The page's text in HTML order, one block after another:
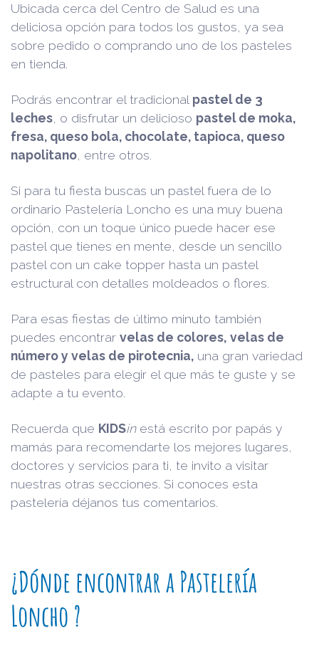
Ubicada cerca del Centro de Salud es una
deliciosa opción para todos los gustos, ya sea
sobre pedido o comprando uno de los pasteles
en tienda.
Podrás encontrar el tradicional pastel de 3
leches , o disfrutar un delicioso pastel de moka,
fresa, queso bola, chocolate, tapioca, queso
napolitano , entre otros.
Si para tu fiesta buscas un pastel fuera de lo
ordinario Pastelería Loncho es una muy buena
opción, con un toque único puede hacer ese
pastel que tienes en mente, desde un sencillo
pastel con un cake topper hasta un pastel
estructural con detalles moldeados o flores.
Para esas fiestas de último minuto también
puedes encontrar velas de colores, velas de
número y velas de pirotecnia, una gran variedad
de pasteles para elegir el que más te guste y se
adapte a tu evento.
Recuerda que KIDSinestá escrito por papás y
mamás para recomendarte los mejores lugares,
doctores y servicios para ti, te invito a visitar
nuestras otras secciones. Si conoces esta
pastelería déjanos tus comentarios.
¿Dónde encontrar a Pastelería
Loncho ?